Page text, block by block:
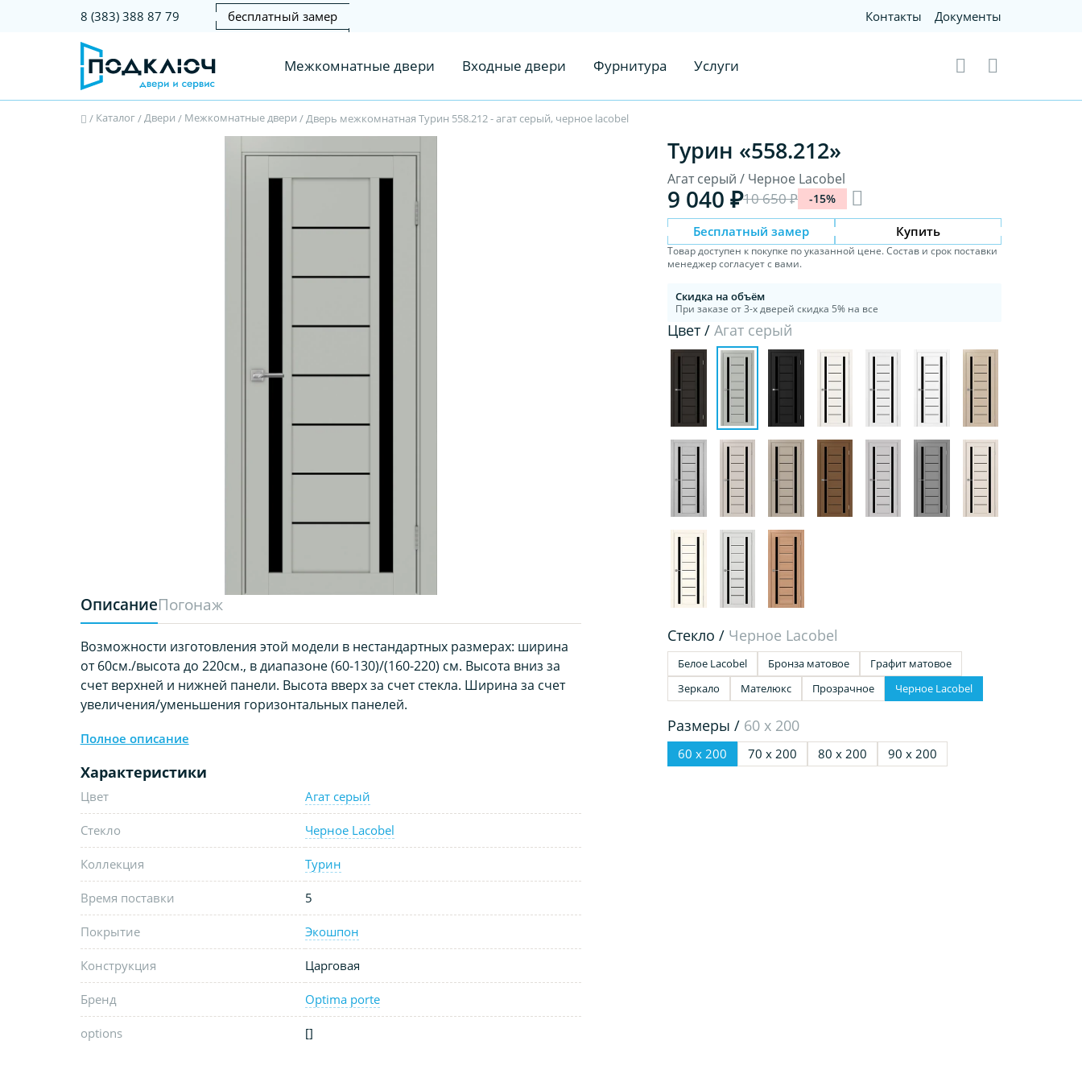
8 (383) 388 87 79 бесплатный замер Контакты Документы
Межкомнатные двери Входные двери Фурнитура Услуги
/ Каталог/Двери / Межкомнатные двери /Дверь межкомнатная Турин 558.212 - агат серый, черное lacobel
ОписаниеПогонаж
Возможности изготовления этой модели в нестандартных размерах: ширина
от 60см./высота до 220см., в диапазоне (60-130)/(160-220) см. Высота вниз за
счет верхней и нижней панели. Высота вверх за счет стекла. Ширина за счет
увеличения/уменьшения горизонтальных панелей.
Полное описание
Характеристики
Цвет Агат серый
Стекло Черное Lacobel
Коллекция Турин
Время поставки 5
Покрытие Экошпон
Конструкция Царговая
Бренд Optima porte
options []
Турин «558.212»
Агат серый / Черное Lacobel
9 040 ₽10 650 ₽ -15%
Бесплатный замер Купить
Товар доступен к покупке по указанной цене. Состав и срок поставки
менеджер согласует с вами.
Скидка на объём
При заказе от 3-х дверей скидка 5% на все
Цвет /Агат серый
Стекло / Черное Lacobel
Белое Lacobel Бронза матовое
Графит матовое
Зеркало
Мателюкс Прозрачное Черное Lacobel
Размеры / 60 х 200
60 х 200 70 х 200 80 х 200 90 х 200